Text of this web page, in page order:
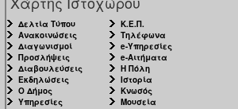
Δελτία Τύπου
Ανακοινώσεις
Διαγωνισμοί
Προσλήψεις
Διαβουλεύσεις
Εκδηλώσεις
Ο Δήμος
Υπηρεσίες
Κ.Ε.Π.
Τηλέφωνα
e-Υπηρεσίες
e-Αιτήματα
Η Πόλη
Ιστορία
Κνωσός
Μουσεία